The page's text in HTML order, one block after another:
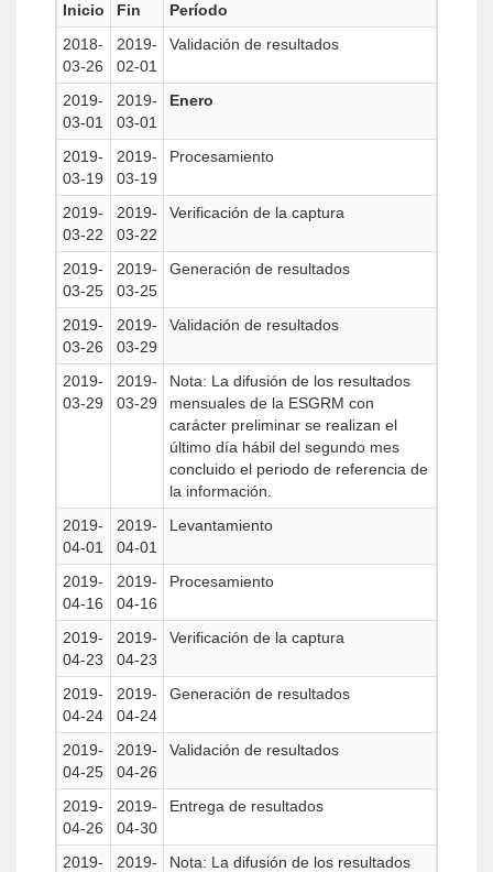
Inicio Fin
Período
2018-
03-26
2019-
02-01
Validación de resultados
2019-
03-01
2019-
03-01
Enero
2019-
03-19
2019-
03-19
Procesamiento
2019-
03-22
2019-
03-22
Verificación de la captura
2019-
03-25
2019-
03-25
Generación de resultados
2019-
03-26
2019-
03-29
Validación de resultados
2019-
03-29
2019-
03-29
Nota: La difusión de los resultados
mensuales de la ESGRM con
carácter preliminar se realizan el
último día hábil del segundo mes
concluido el periodo de referencia de
la información.
2019-
04-01
2019-
04-01
Levantamiento
2019-
04-16
2019-
04-16
Procesamiento
2019-
04-23
2019-
04-23
Verificación de la captura
2019-
04-24
2019-
04-24
Generación de resultados
2019-
04-25
2019-
04-26
Validación de resultados
2019-
04-26
2019-
04-30
Entrega de resultados
2019-
2019-
Nota: La difusión de los resultados